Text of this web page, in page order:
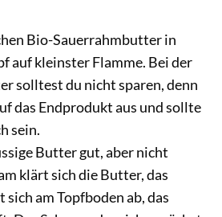
Bio-Sauerrahmbutter in
auf kleinster Flamme. Bei der
solltest du nicht sparen, denn
das Endprodukt aus und sollte
sein.
Butter gut, aber nicht
klärt sich die Butter, das
am Topfboden ab, das